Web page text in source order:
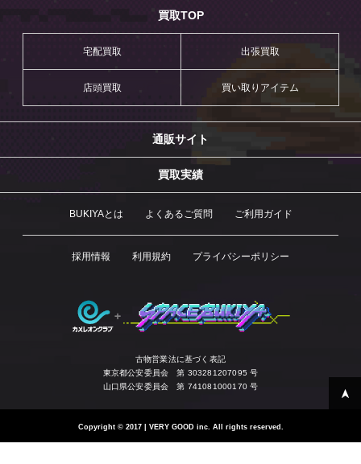
買取TOP
宅配買取 出張買取
店頭買取 買い取りアイテム
通販サイト
買取実績
BUKIYAとは よくあるご質問 ご利用ガイド
採用情報 利用規約 プライバシーポリシー
古物営業法に基づく表記
東京都公安委員会 第 303281207095 号
山口県公安委員会 第 741081000170 号
Copyright ©2017 | VERY GOOD inc. All rights reserved.